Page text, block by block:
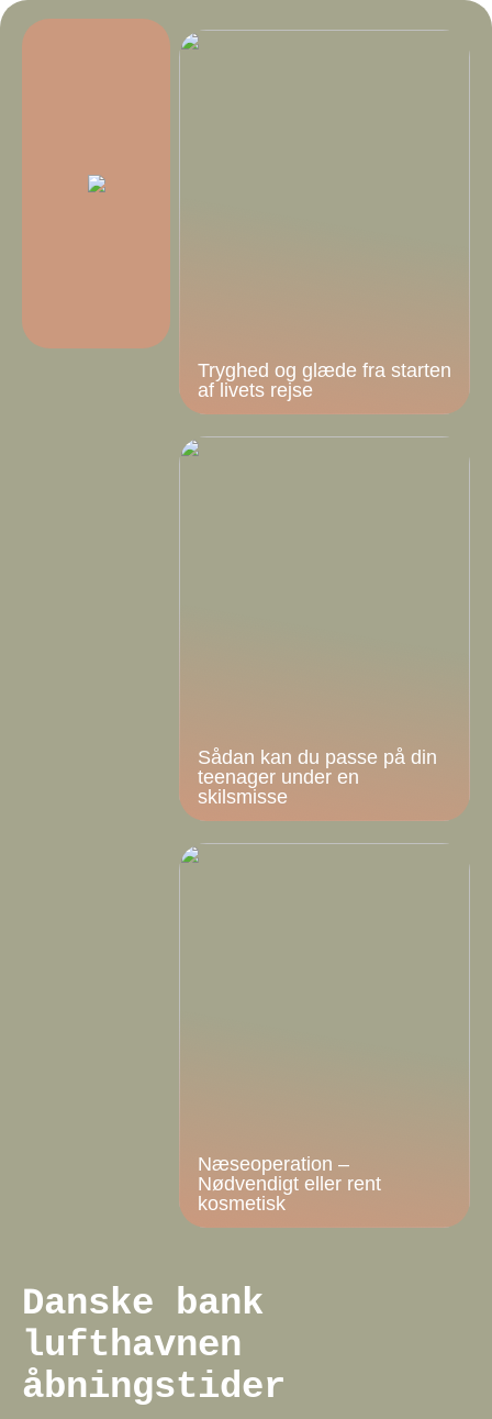
Tryghed og glæde fra starten
af livets rejse
Sådan kan du passe på din
teenager under en
skilsmisse
Næseoperation –
Nødvendigt eller rent
kosmetisk
Danske bank
lufthavnen
åbningstider